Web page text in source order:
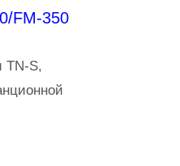
FM-350
TN-S,